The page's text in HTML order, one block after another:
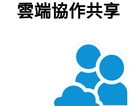
雲端協作共享